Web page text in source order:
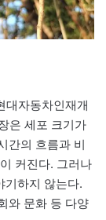
대자동차인재개
은 세포 크기가
간의 흐름과 비
커진다. 그러나
기하지 않는다.
와 문화 등 다양